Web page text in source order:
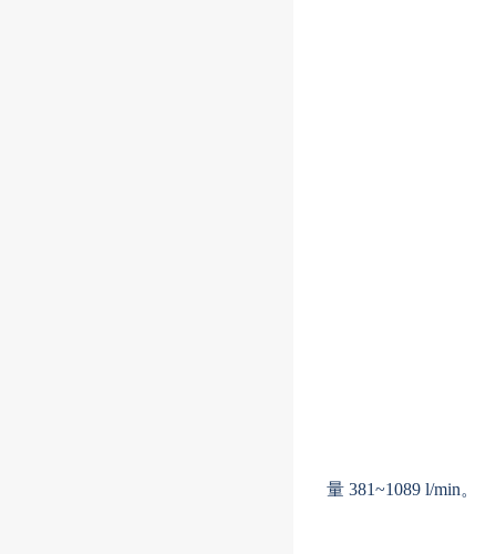
量 381~1089 l/min。